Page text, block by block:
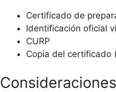
Certificado de
Identificación oficial
CURP
Copia del certificado